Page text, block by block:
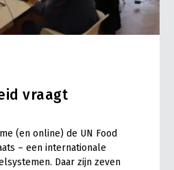
vraagt
(en online) de UN Food
– een internationale
Daar zijn zeven